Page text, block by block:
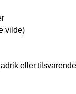
vilde)
eller